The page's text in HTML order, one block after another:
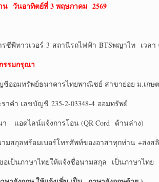
น วันอาทิตย์ที่ 3 พฤษภาคม 2569
ซีพีทาวเวอร์ 3 สถานีรถไฟฟ้า BTSพญาไท เวลา
รรมกรุณา
ออมทรัพย์ธนาคารไทยพาณิชย์ สาขาย่อย ม.เกษ
คำ เลขบัญชี 235-2-03348-4 ออมทรัพย์
า แอดไลน์แจ้งการโอน (QR Cord ด้านล่าง)
มสกุลพร้อมเบอร์โทรศัพท์ของอาสาทุกท่าน +ส่งส
อเป็นภาษาไทยให้แจ้งชื่อนามสกุล เป็นภาษาไทย